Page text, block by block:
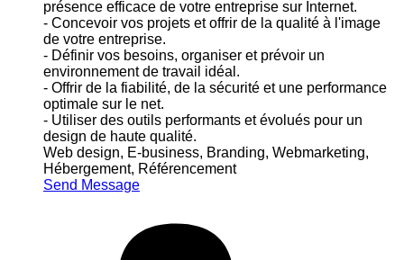
présence efficace de votre entreprise sur Internet.
- Concevoir vos projets et offrir de la qualité à l'image
de votre entreprise.
- Définir vos besoins, organiser et prévoir un
environnement de travail idéal.
- Offrir de la fiabilité, de la sécurité et une performance
optimale sur le net.
- Utiliser des outils performants et évolués pour un
design de haute qualité.
Web design, E-business, Branding, Webmarketing,
Hébergement, Référencement
Send Message